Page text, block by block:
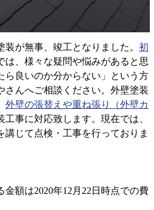
が無事、竣工となりました。 初
は、様々な疑問や悩みがあると思
ら良いのか分からない」という方
さんへご相談ください。外壁塗装
外壁の張替えや重ね張り（外壁カ
工事に対応致します。現在では、
講じて点検・工事を行っておりま
額は2020年12月22日時点での費